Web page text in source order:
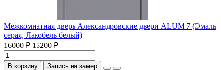
Межкомнатная дверь Александровские двери ALUM 7 (Эмаль
серая, Лакобель белый)
16000 ₽ 15200 ₽
В корзину Запись на замер